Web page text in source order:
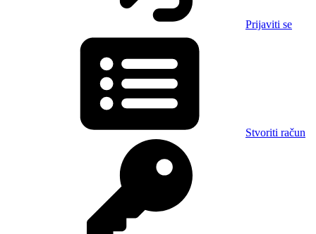
Prijaviti se
Stvoriti račun